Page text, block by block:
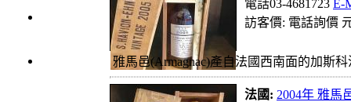
電話03-4681723 E-
訪客價: 電話詢價
雅馬邑(Armagnac)產自法國西南面的加斯
法國: 2004年 雅馬